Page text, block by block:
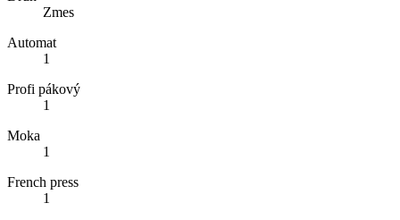
Zmes
Automat
1
Profi pákový
1
Moka
1
French press
1